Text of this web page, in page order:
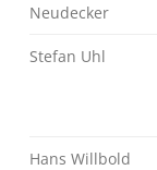
Neudecker
Stefan Uhl
Hans Willbold